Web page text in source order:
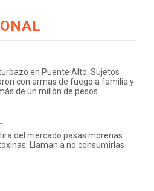
en Puente Alto: Sujetos
con armas de fuego a familia y
de un millón de pesos
del mercado pasas morenas
Llaman a no consumirlas